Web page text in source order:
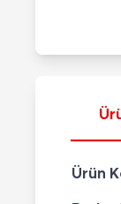
Ürün